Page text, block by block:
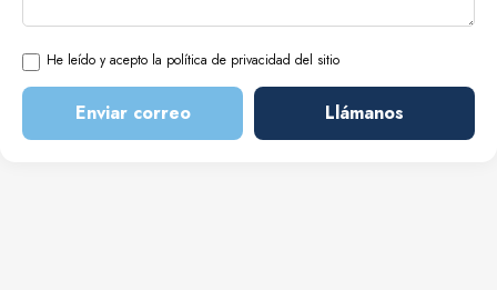
He leído y acepto la política de privacidad del sitio
Enviar correo Llámanos